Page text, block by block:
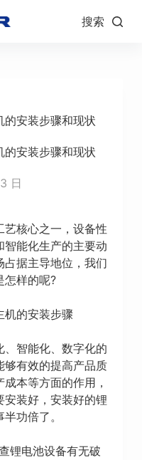
搜索
的安装步骤和现状
的安装步骤和现状
日
核心之一，设备性
能化生产的主要动
占据主导地位，我们
怎样的呢?
机的安装步骤
智能化、数字化的
够有效的提高产品质
本等方面的作用，
装好，安装好的锂
功倍了。
锂电池设备有无破